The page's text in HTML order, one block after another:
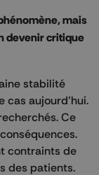
mais
devenir critique
stabilité
cas aujourd’hui.
Ce
contraints de
des patients.